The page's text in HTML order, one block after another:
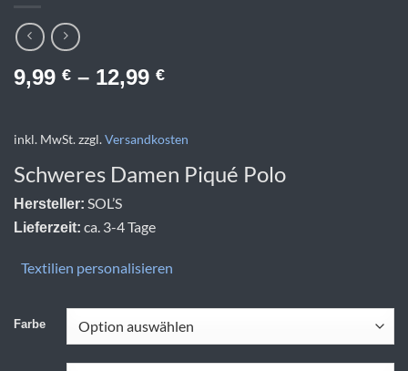
9,99 € – 12,99 €
inkl. MwSt.zzgl.Versandkosten
Schweres Damen Piqué Polo
Hersteller: SOL’S
Lieferzeit: ca. 3-4 Tage
Textilien personalisieren
Farbe